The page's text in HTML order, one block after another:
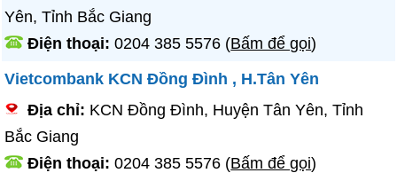
Yên, Tỉnh Bắc Giang
Điện thoại:0204 385 5576 (Bấm để gọi)
Vietcombank KCN Đồng Đình , H.Tân Yên
Địa chỉ: KCN Đồng Đình, Huyện Tân Yên, Tỉnh
Bắc Giang
Điện thoại:0204 385 5576 (Bấm để gọi)